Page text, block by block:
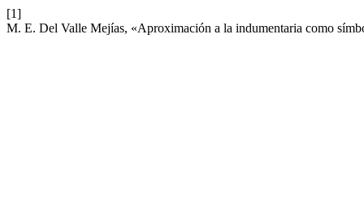
[1]
M. E. Del Valle Mejías, «Aproximación a la indumentaria como